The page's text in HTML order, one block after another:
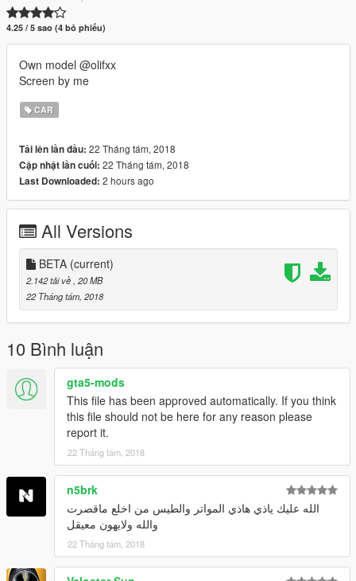
4.25 / 5 sao (4 bỏ phiếu)
Own model @olifxx
Screen by me
CAR
Tải lên lần đầu: 22 Tháng tám, 2018
Cập nhật lần cuối: 22 Tháng tám, 2018
Last Downloaded: 2 hours ago
All Versions
BETA (current)
2.142 tải về , 20 MB
22 Tháng tám, 2018
10 Bình luận
gta5-mods
This file has been approved automatically. If you think
this file should not be here for any reason please
report it.
22 Tháng tám, 2018
n5brk
الله عليك ياذي هاذي المواتر والطيس من اخلع ماقصرت
والله ولايهون معيقل
22 Tháng tám, 2018